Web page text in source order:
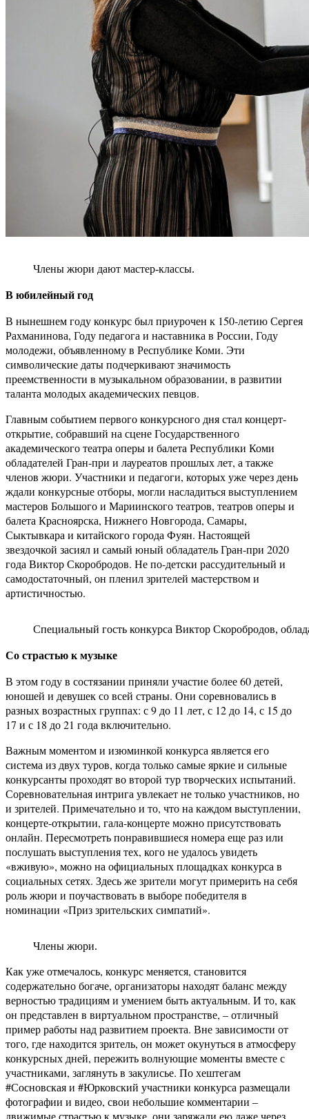
Члены жюри дают мастер-классы.
В юбилейный год
В нынешнем году конкурс был приурочен к 150-летию Сергея
Рахманинова, Году педагога и наставника в России, Году
молодежи, объявленному в Республике Коми. Эти
символические даты подчеркивают значимость
преемственности в музыкальном образовании, в развитии
таланта молодых академических певцов.
Главным событием первого конкурсного дня стал концерт-
открытие, собравший на сцене Государственного
академического театра оперы и балета Республики Коми
обладателей Гран-при и лауреатов прошлых лет, а также
членов жюри. Участники и педагоги, которых уже через день
ждали конкурсные отборы, могли насладиться выступлением
мастеров Большого и Мариинского театров, театров оперы и
балета Красноярска, Нижнего Новгорода, Самары,
Сыктывкара и китайского города Фуян. Настоящей
звездочкой засиял и самый юный обладатель Гран-при 2020
года Виктор Скоробродов. Не по-детски рассудительный и
самодостаточный, он пленил зрителей мастерством и
артистичностью.
Специальный гость конкурса Виктор Скоробродов,
Со страстьюк музыке
В этом году в состязании приняли участие более 60 детей,
юношей и девушек со всей страны. Они соревновались в
разных возрастных группах: с 9 до 11 лет, с 12 до 14, с 15 до
17 и с 18 до 21 года включительно.
Важным моментом и изюминкой конкурса является его
система из двух туров, когда только самые яркие и сильные
конкурсанты проходят во второй тур творческих испытаний.
Соревновательная интрига увлекает не только участников, но
и зрителей. Примечательно и то, что на каждом выступлении,
концерте-открытии, гала-концерте можно присутствовать
онлайн. Пересмотреть понравившиеся номера еще раз или
послушать выступления тех, кого не удалось увидеть
«вживую», можно на официальных площадках конкурса в
социальных сетях. Здесь же зрители могут примерить на себя
роль жюри и поучаствовать в выборе победителя в
номинации «Приз зрительских симпатий».
Члены жюри.
Как уже отмечалось, конкурс меняется, становится
содержательно богаче, организаторы находят баланс между
верностью традициям и умением быть актуальным. И то, как
он представлен в виртуальном пространстве, – отличный
пример работы над развитием проекта. Вне зависимости от
того, где находится зритель, он может окунуться в атмосферу
конкурсных дней, пережить волнующие моменты вместе с
участниками, заглянуть в закулисье. По хештегам
#Сосновская и #Юрковский участники конкурса размещали
фотографии и видео, свои небольшие комментарии –
движимые страстью к музыке, они заряжали ею даже через